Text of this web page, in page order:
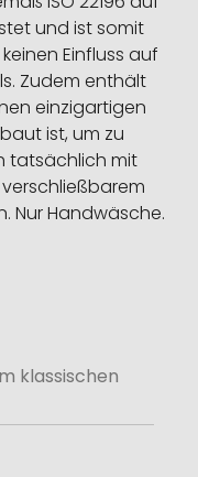
und ist somit
Einfluss auf
Zudem enthält
einzigartigen
ist, um zu
tatsächlich mit
Nur Handwäsche.
klassischen